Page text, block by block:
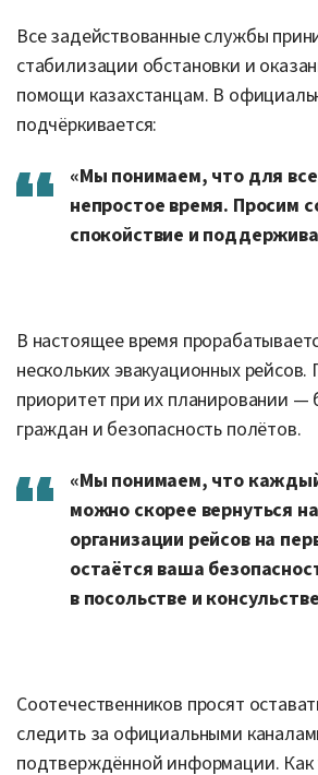
Все задействованные службы
стабилизации обстановки и
помощи казахстанцам. В
подчёркивается:
«Мы понимаем, что для
непростое время. Просим
спокойствие и
В настоящее время
нескольких эвакуационных рейсов.
приоритет при их планировании —
граждан и безопасность полётов.
«Мы понимаем, что
можно скорее вернуться
организации рейсов на
остаётся ваша
в посольстве и
Соотечественников просят
следить за официальными
подтверждённой информации. Как